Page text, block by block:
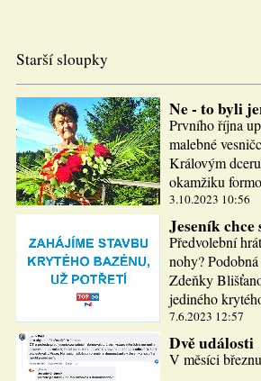
Starší sloupky
Ne - to byli
Prvního října
malebné
Královým
okamžiku
3.10.2023 10:56
Jeseník
Předvolební
nohy?
Zdeňky
jediného
7.6.2023 12:57
Dvě události
V měsíci